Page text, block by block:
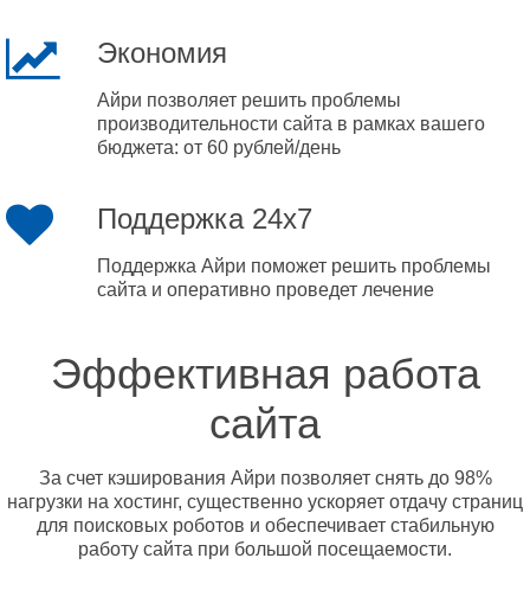
Экономия
Айри позволяет решить проблемы
производительности сайта в рамках вашего
бюджета: от 60 рублей/день
Поддержка 24x7
Поддержка Айри поможет решить проблемы
сайта и оперативно проведет лечение
Эффективная работа
сайта
За счет кэширования Айри позволяет снять до 98%
нагрузки на хостинг, существенно ускоряет отдачу страниц
для поисковых роботов и обеспечивает стабильную
работу сайта при большой посещаемости.